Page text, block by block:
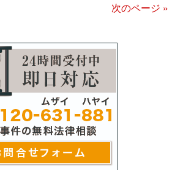
次のページ »